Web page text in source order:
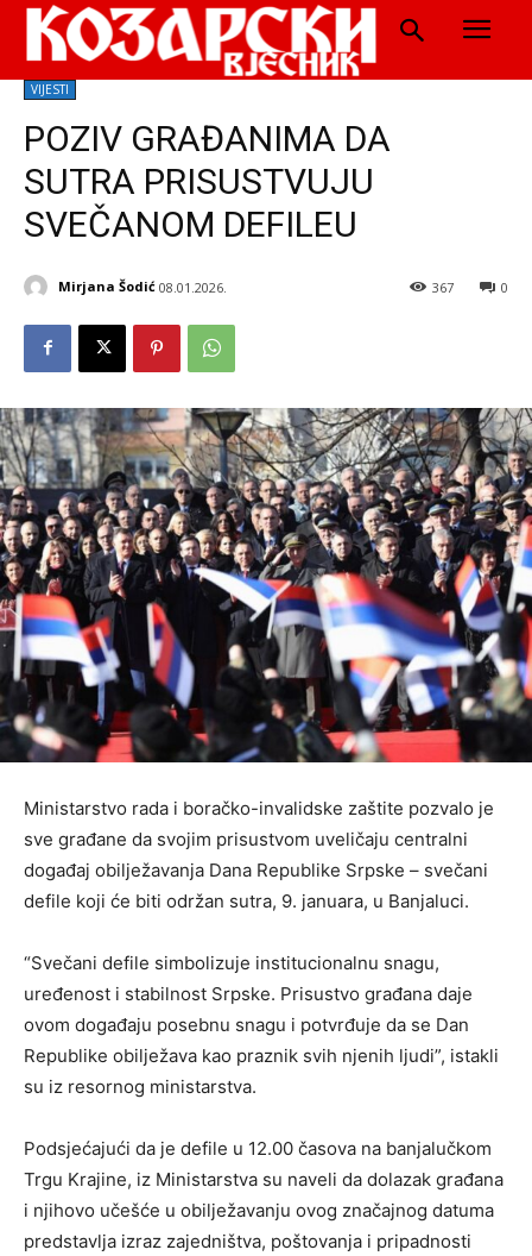
VIJESTI
POZIV GRAĐANIMA DA
SUTRA PRISUSTVUJU
SVEČANOM DEFILEU
Mirjana Šodić 08.01.2026. 0
367
Ministarstvo rada i boračko-invalidske zaštite pozvalo je
sve građane da svojim prisustvom uveličaju centralni
događaj obilježavanja Dana Republike Srpske – svečani
defile koji će biti održan sutra, 9. januara, u Banjaluci.
“Svečani defile simbolizuje institucionalnu snagu,
uređenost i stabilnost Srpske. Prisustvo građana daje
ovom događaju posebnu snagu i potvrđuje da se Dan
Republike obilježava kao praznik svih njenih ljudi”, istakli
su iz resornog ministarstva.
Podsjećajući da je defile u 12.00 časova na banjalučkom
Trgu Krajine, iz Ministarstva su naveli da dolazak građana
i njihovo učešće u obilježavanju ovog značajnog datuma
predstavlja izraz zajedništva, poštovanja i pripadnosti